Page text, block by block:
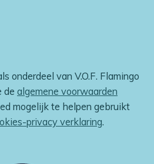
onderdeel van V.O.F. Flamingo
de algemene voorwaarden
mogelijk te helpen gebruikt
privacy verklaring.